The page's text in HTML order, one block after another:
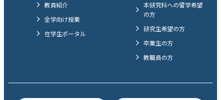
教員紹介
全学向け授業
在学生ポータル
本研究科への留学希望
の方
研究生希望の方
卒業生の方
教職員の方